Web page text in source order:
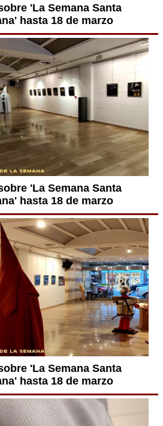
'La Semana Santa
hasta 18 de marzo
'La Semana Santa
hasta 18 de marzo
'La Semana Santa
hasta 18 de marzo